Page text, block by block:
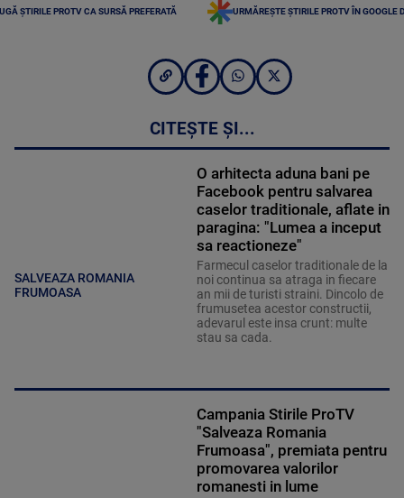
ȘTIRILE PROTV CA SURSĂ PREFERATĂ URMĂREȘTE ȘTIRILE PROTV ÎN GOOGLE
CITEȘTE ȘI...
SALVEAZA ROMANIA
FRUMOASA
O arhitecta aduna bani pe
Facebook pentru salvarea
caselor traditionale, aflate in
paragina: "Lumea a inceput
sa reactioneze"
Farmecul caselor traditionale de la
noi continua sa atraga in fiecare
an mii de turisti straini. Dincolo de
frumusetea acestor constructii,
adevarul este insa crunt: multe
stau sa cada.
Campania Stirile ProTV
"Salveaza Romania
Frumoasa", premiata pentru
promovarea valorilor
romanesti in lume